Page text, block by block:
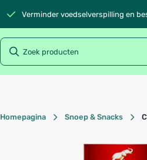
Verminder voedselverspilling en
Homepagina Snoep & Snacks